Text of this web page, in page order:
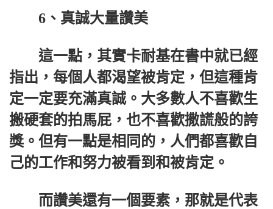
6、真誠大量讚美
這一點，其實卡耐基在書中就已經
指出，每個人都渴望被肯定，但這種肯
定一定要充滿真誠。大多數人不喜歡生
搬硬套的拍馬屁，也不喜歡撒謊般的誇
獎。但有一點是相同的，人們都喜歡自
己的工作和努力被看到和被肯定。
而讚美還有一個要素，那就是代表